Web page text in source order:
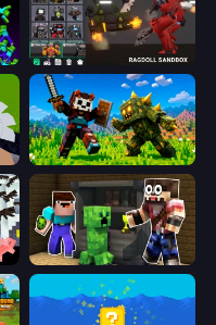
Last Play: Ragdoll Sandbox
CraftSlayer: Apocalypse
Noob Trolls Pro